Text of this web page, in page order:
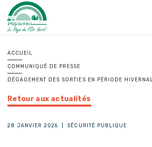
MRC DE PAPINEAU
FONDS ET PROGRAMMES
ACCUEIL
COMMUNIQUÉ DE PRESSE
DÉGAGEMENT DES SORTIES EN PÉRIODE
Retour aux actualités
28 JANVIER 2026 SÉCURITÉ PUBLIQUE